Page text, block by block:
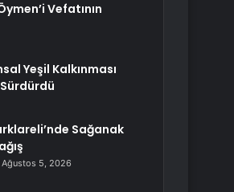
Vefatının
Yeşil Kalkınması
Sağanak
Ağustos 5, 2026